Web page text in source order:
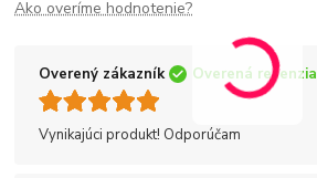
Ako overíme hodnotenie?
Overený zákazník Overená recenzia
Vynikajúci produkt! Odporúčam